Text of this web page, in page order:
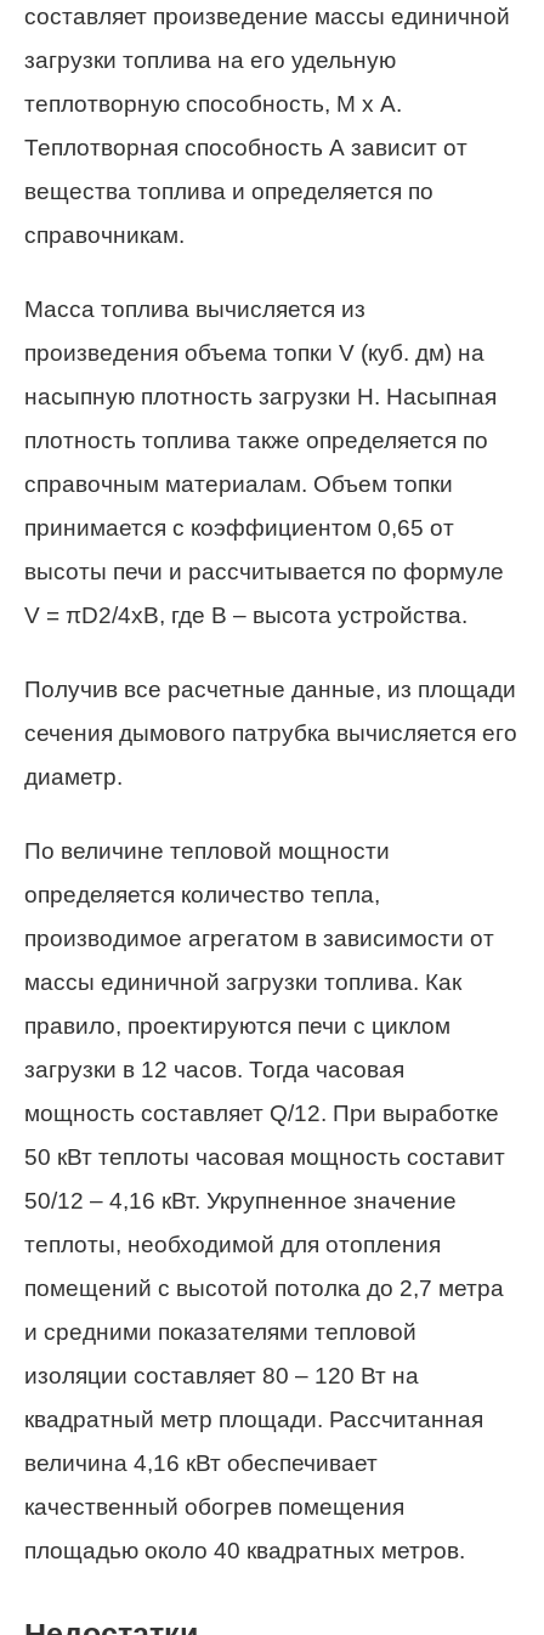
составляет произведение массы единичной
загрузки топлива на его удельную
теплотворную способность, М х А.
Теплотворная способность А зависит от
вещества топлива и определяется по
справочникам.
Масса топлива вычисляется из
произведения объема топки V (куб. дм) на
насыпную плотность загрузки Н. Насыпная
плотность топлива также определяется по
справочным материалам. Объем топки
принимается с коэффициентом 0,65 от
высоты печи и рассчитывается по формуле
V = πD2/4хВ, где В – высота устройства.
Получив все расчетные данные, из площади
сечения дымового патрубка вычисляется его
диаметр.
По величине тепловой мощности
определяется количество тепла,
производимое агрегатом в зависимости от
массы единичной загрузки топлива. Как
правило, проектируются печи с циклом
загрузки в 12 часов. Тогда часовая
мощность составляет Q/12. При выработке
50 кВт теплоты часовая мощность составит
50/12 – 4,16 кВт. Укрупненное значение
теплоты, необходимой для отопления
помещений с высотой потолка до 2,7 метра
и средними показателями тепловой
изоляции составляет 80 – 120 Вт на
квадратный метр площади. Рассчитанная
величина 4,16 кВт обеспечивает
качественный обогрев помещения
площадью около 40 квадратных метров.